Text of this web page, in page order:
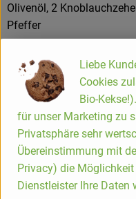
Olivenöl, 2
Pfeffer
kochendem Salzwasser
abreiben. Mandeln ohne
rösten. Die Spaghetti
Salzwasser kochen. Das
Tofuwürfel darin bei
braten. Knoblauch,
zugeben und weitere 3
erhitzen. Nudeln
Liebe
Cookies
Bio-
für unser Marketing zu
Privatsphäre sehr
Übereinstimmung mit
Privacy) die
Dienstleister Ihre Daten